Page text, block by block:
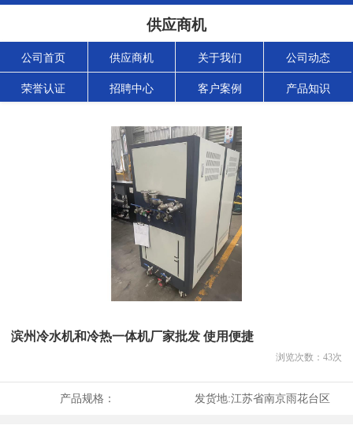
供应商机
公司首页 供应商机 关于我们 公司动态
荣誉认证 招聘中心 客户案例 产品知识
滨州冷水机和冷热一体机厂家批发 使用便捷
浏览次数： 43次
产品规格： 发货地:江苏省南京雨花台区